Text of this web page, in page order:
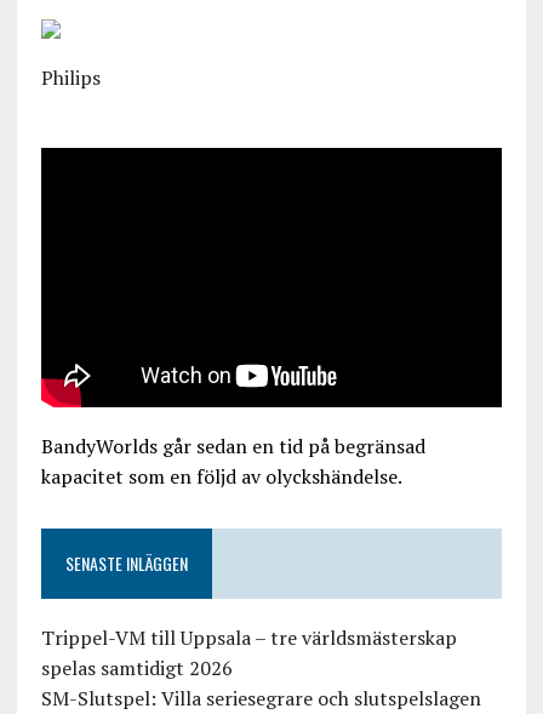
Philips
BandyWorlds går sedan en tid på begränsad
kapacitet som en följd av olyckshändelse.
SENASTE INLÄGGEN
Trippel-VM till Uppsala – tre världsmästerskap
spelas samtidigt 2026
SM-Slutspel: Villa seriesegrare och slutspelslagen